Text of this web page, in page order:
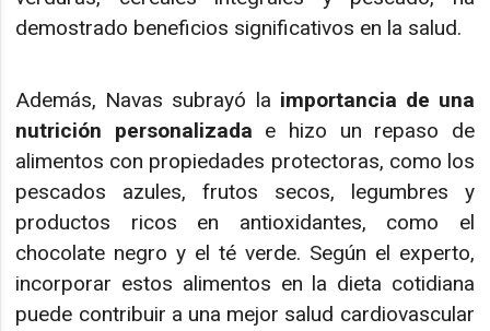
demostrado beneficios significativos en la salud.
Además, Navas subrayó la importancia de una
nutrición personalizada e hizo un repaso de
alimentos con propiedades protectoras, como los
pescados azules, frutos secos, legumbres y
productos ricos en antioxidantes, como el
chocolate negro y el té verde. Según el experto,
incorporar estos alimentos en la dieta cotidiana
puede contribuir a una mejor salud cardiovascular